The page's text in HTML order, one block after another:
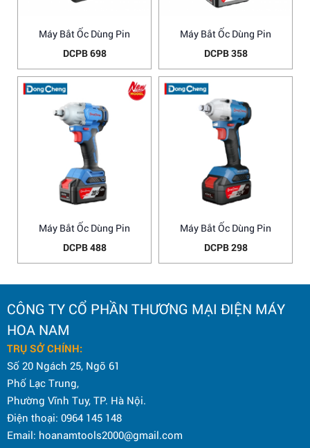
Máy Bắt Ốc Dùng Pin
DCPB 698
Máy Bắt Ốc Dùng Pin
DCPB 358
Máy Bắt Ốc Dùng Pin
DCPB 488
Máy Bắt Ốc Dùng Pin
DCPB 298
CÔNG TY CỔ PHẦN THƯƠNG MẠI ĐIỆN MÁY
HOA NAM
TRỤ SỞ CHÍNH:
Số 20 Ngách 25, Ngõ 61
Phố Lạc Trung,
Phường Vĩnh Tuy, TP. Hà Nội.
Điện thoại: 0964 145 148
Email: hoanamtools2000@gmail.com